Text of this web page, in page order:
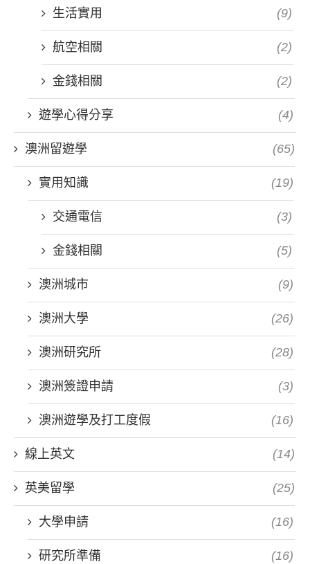
生活實用 (9)
航空相關 (2)
金錢相關 (2)
遊學心得分享 (4)
澳洲留遊學 (65)
實用知識 (19)
交通電信 (3)
金錢相關 (5)
澳洲城市 (9)
澳洲大學 (26)
澳洲研究所 (28)
澳洲簽證申請 (3)
澳洲遊學及打工度假 (16)
線上英文 (14)
英美留學 (25)
大學申請 (16)
研究所準備 (16)